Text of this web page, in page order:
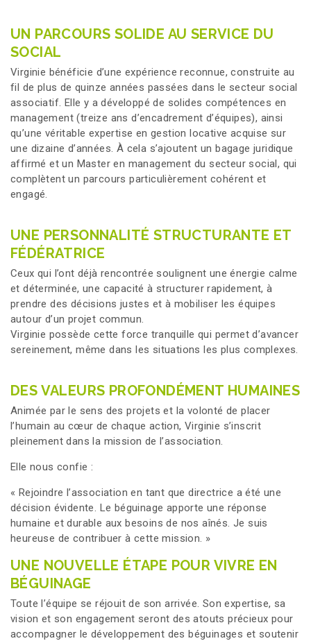
UN PARCOURS SOLIDE AU SERVICE DU
SOCIAL
Virginie bénéficie d’une expérience reconnue, construite au
fil de plus de quinze années passées dans le secteur social
associatif. Elle y a développé de solides compétences en
management (treize ans d’encadrement d’équipes), ainsi
qu’une véritable expertise en gestion locative acquise sur
une dizaine d’années. À cela s’ajoutent un bagage juridique
affirmé et un Master en management du secteur social, qui
complètent un parcours particulièrement cohérent et
engagé.
UNE PERSONNALITÉ STRUCTURANTE ET
FÉDÉRATRICE
Ceux qui l’ont déjà rencontrée soulignent une énergie calme
et déterminée, une capacité à structurer rapidement, à
prendre des décisions justes et à mobiliser les équipes
autour d’un projet commun.
Virginie possède cette force tranquille qui permet d’avancer
sereinement, même dans les situations les plus complexes.
DES VALEURS PROFONDÉMENT HUMAINES
Animée par le sens des projets et la volonté de placer
l’humain au cœur de chaque action, Virginie s’inscrit
pleinement dans la mission de l’association.
Elle nous confie :
« Rejoindre l’association en tant que directrice a été une
décision évidente. Le béguinage apporte une réponse
humaine et durable aux besoins de nos aînés. Je suis
heureuse de contribuer à cette mission. »
UNE NOUVELLE ÉTAPE POUR VIVRE EN
BÉGUINAGE
Toute l’équipe se réjouit de son arrivée. Son expertise, sa
vision et son engagement seront des atouts précieux pour
accompagner le développement des béguinages et soutenir